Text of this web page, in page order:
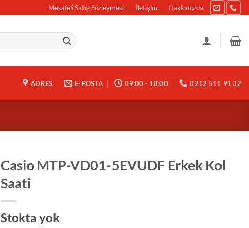
Mesafeli Satış Sözleşmesi İletişim Hakkımızda
ADRES E-POSTA 09:00 - 18:00 0212 511 91 32
Casio MTP-VD01-5EVUDF Erkek Kol
Saati
Stokta yok